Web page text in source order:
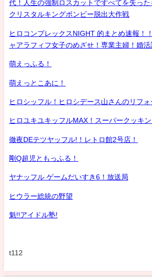
代！人生の強制ロスカットですべてを失っ
クリスタルキングボンビー脱出大作戦
ヒロコンプレックスNIGHT 的まとめ速報！
ャアラフィフ女子のめざせ！専業主婦！婚
萌えっふる！
萌えっとこあに！
ヒロシッフル！ヒロシデース山さんのリフォ
ヒロユキユキッフルMAX！スーパークッキン
徹夜DEテツヤッフル!！レトロ館2号店！
剛Q超児ともっふる！
ヤナッフル ゲームだいすき6！放送局
ヒウラー総統の野望
魁!!アイドル塾!
t112